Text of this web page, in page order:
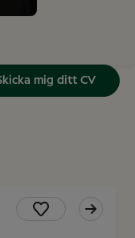
mig ditt CV